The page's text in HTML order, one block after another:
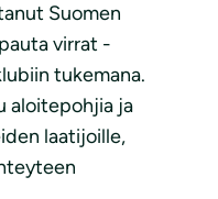
Suomen
virrat -
tukemana.
aloitepohjia ja
laatijoille,